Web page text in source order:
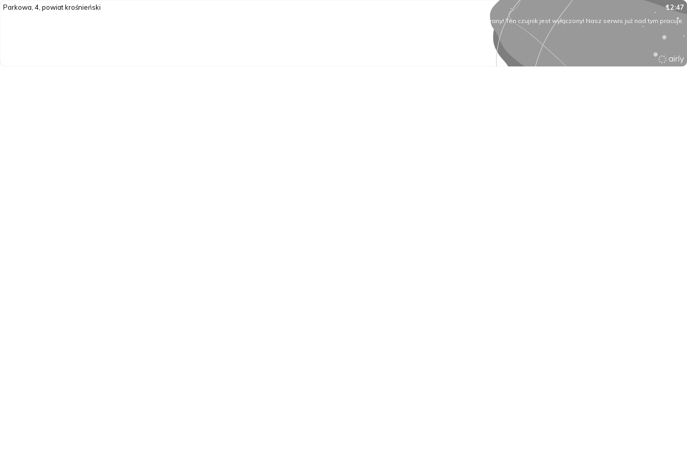
Parkowa, 4, powiat krośnieński 12:47
O rany! Ten czujnik jest wyłączony! Nasz serwis już nad tym pracuje.